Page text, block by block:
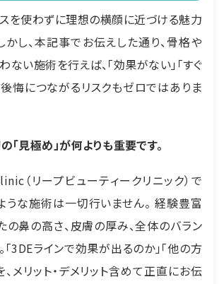
スを使わずに理想の横顔に近づける魅力
かし、本記事でお伝えした通り、骨格や
い施術を行えば、「効果がない」「すぐ
後悔につながるリスクもゼロではありま
「見極め」が何よりも重要です。
（リープビューティークリニック）で
うな施術は一切行いません。 経験豊富
の鼻の高さ、皮膚の厚み、全体のバラン
3DEラインで効果が出るのか」「他の方
メリット・デメリット含めて正直にお伝